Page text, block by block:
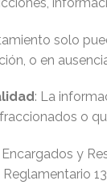
solo
o en
: La
o
Encargados y